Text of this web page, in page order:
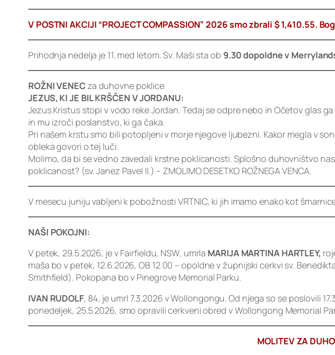
V POSTNI AKCIJI “PROJECT COMPASSION” 2026 smo zbrali $ 1,410.55.
Prihodnja nedelja je 11. med letom. Sv. Maši sta ob 9.30 dopoldne v
ROŽNI VENECza duhovne poklice
JEZUS, KI JE BIL KRŠČEN V JORDANU:
Jezus Kristus stopi v vodo reke Jordan. Tedaj se odpre nebo in Očetov glas
in mu izroči poslanstvo, ki ga čaka.
Pri našem krstu smo bili potopljeni v morje njegove ljubezni. Kakor megla v
obleka govori o tej luči.
Molimo, da bi se vedno zavedali krstne poklicanosti. Splošno duhovništvo
poklicanost? (sv. Janez Pavel II.) – ZMOLIMO DESETKO ROŽNEGA VENCA.
V mesecu juniju vabljeni k pobožnosti VRTNIC, ki jih imamo enako kot
NAŠI POKOJNI:
V petek, 29.5.2026, je v Fairfieldu, NSW, umrla MARIJA MARTINA HARTLEY,
maša bo v petek, 12.6.2026, OB 12.00 – opoldne v župnijski cerkvi sv.
Smithfield). Pokopana bo v Pinegrove Memorial Parku.
IVAN RUDOLF, 84, je umrl 7.3.2026 v Wollongongu. Od njega so se poslovili
ponedeljek, 25.5.2026, smo opravili cerkveni obred v Wollongong Memorial
MOLITEV ZA